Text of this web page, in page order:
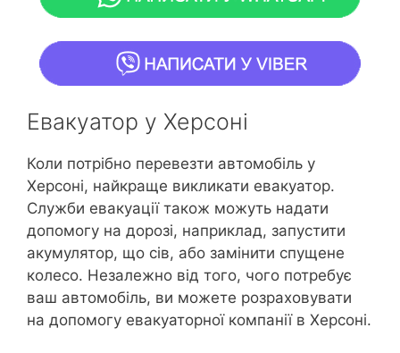
Евакуатор у Херсоні
Коли потрібно перевезти автомобіль у
Херсоні, найкраще викликати евакуатор.
Служби евакуації також можуть надати
допомогу на дорозі, наприклад, запустити
акумулятор, що сів, або замінити спущене
колесо. Незалежно від того, чого потребує
ваш автомобіль, ви можете розраховувати
на допомогу евакуаторної компанії в Херсоні.